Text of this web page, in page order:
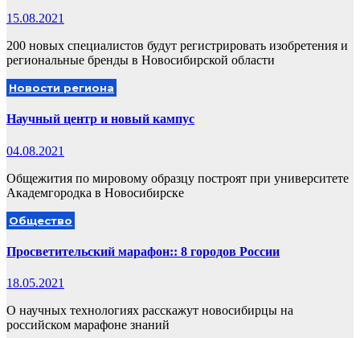
15.08.2021
200 новых специалистов будут регистрировать изобретения и
региональные бренды в Новосибирской области
Новости региона
Научный центр и новый кампус
04.08.2021
Общежития по мировому образцу построят при университете
Академгородка в Новосибирске
Общество
Просветительский марафон:: 8 городов России
18.05.2021
О научных технологиях расскажут новосибирцы на
российском марафоне знаний